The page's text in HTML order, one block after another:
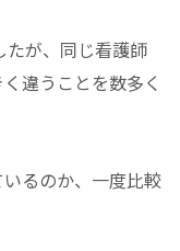
が、同じ看護師
違うことを数多く
るのか、一度比較